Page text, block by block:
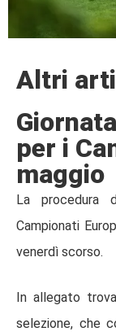
Altri
per i
maggio
La procedura
Campionati
venerdì scorso.
In allegato
selezione, che